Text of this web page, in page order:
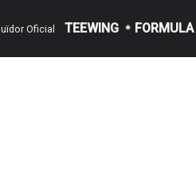
Oficial TEEWING * FORMULA